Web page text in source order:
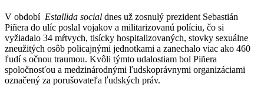
V období Estallida social dnes už zosnulý prezident Sebastián
Piñera do ulíc poslal vojakov a militarizovanú políciu, čo si
vyžiadalo 34 mŕtvych, tisícky hospitalizovaných, stovky sexuálne
zneužitých osôb policajnými jednotkami a zanechalo viac ako 460
ľudí s očnou traumou. Kvôli týmto udalostiam bol Piñera
spoločnosťou a medzinárodnými ľudskoprávnymi organizáciami
označený za porušovateľa ľudských práv.